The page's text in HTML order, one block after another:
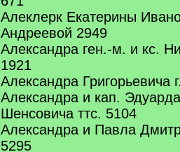
Алеклерк Екатерины
Андреевой 2949
Александра ген.-м. и кс.
1921
Александра Григорьевича
Александра и кап.
Шенсовича ттс. 5104
Александра и Павла
5295